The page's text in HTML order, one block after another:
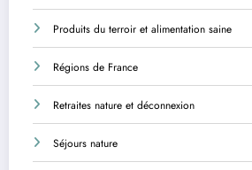
Produits du terroir et alimentation saine
Régions de France
Retraites nature et déconnexion
Séjours nature